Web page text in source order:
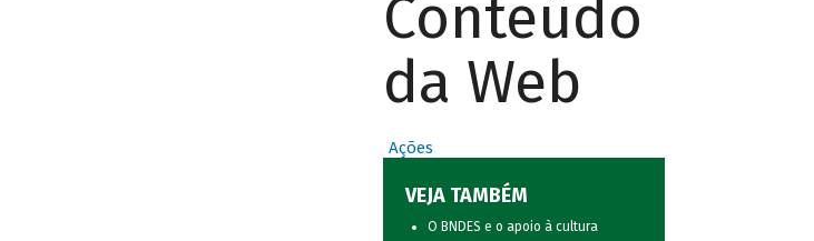
Conteúdo
da Web
Ações
VEJA TAMBÉM
O BNDES e o apoio à cultura